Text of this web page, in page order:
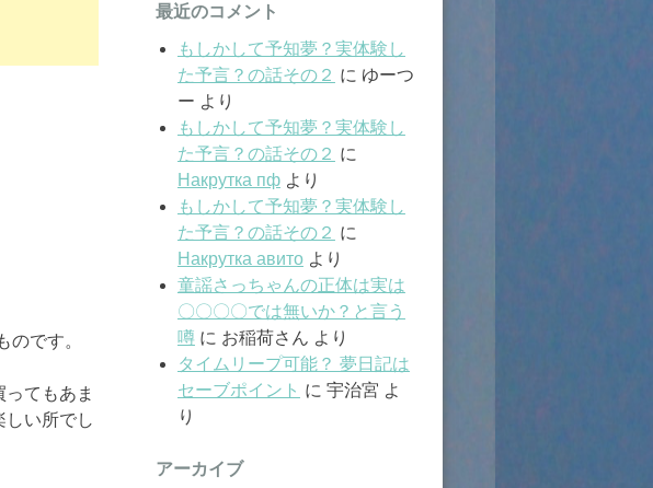
です。
てもあま
しい所でし
最近のコメント
もしかして予知夢？実体験し
た予言？の話その２ に ゆーつ
ー より
もしかして予知夢？実体験し
た予言？の話その２ に
Накрутка пфより
もしかして予知夢？実体験し
た予言？の話その２ に
Накрутка авитоより
童謡さっちゃんの正体は実は
〇〇〇〇では無いか？と言う
噂に お稲荷さん より
タイムリープ可能？ 夢日記は
セーブポイント に 宇治宮 よ
り
アーカイブ